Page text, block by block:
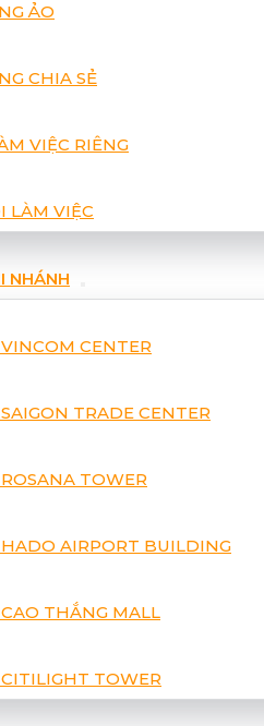
ẢO
CHIA SẺ
VIỆC RIÊNG
LÀM VIỆC
NHÁNH
CENTER
TRADE CENTER
TOWER
HADO AIRPORT BUILDING
THẮNG MALL
TOWER